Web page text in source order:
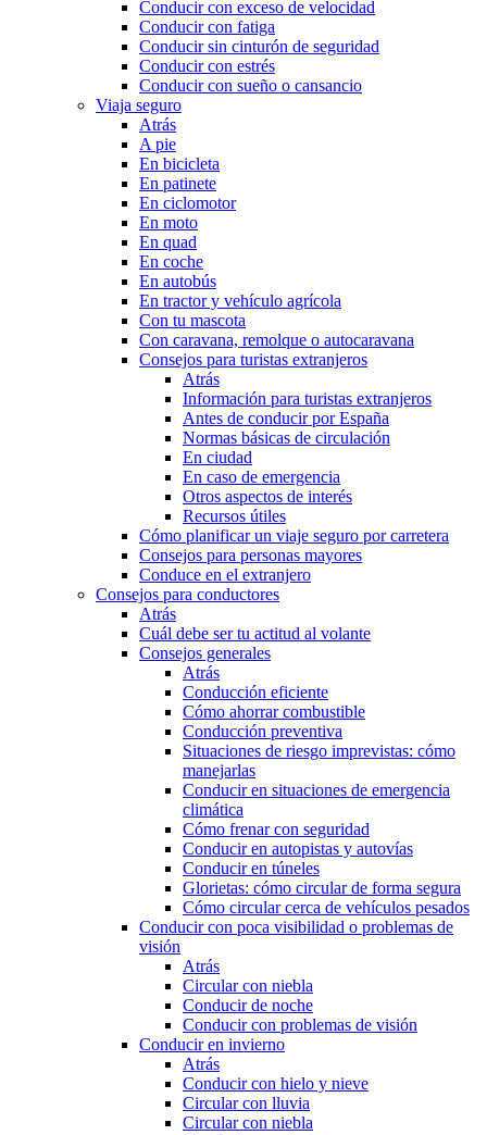
Conducir con exceso de velocidad
Conducir con fatiga
Conducir sin cinturón de seguridad
Conducir con estrés
Conducir con sueño o cansancio
Viaja seguro
Atrás
A pie
En bicicleta
En patinete
En ciclomotor
En moto
En quad
En coche
En autobús
En tractor y vehículo agrícola
Con tu mascota
Con caravana, remolque o autocaravana
Consejos para turistas extranjeros
Atrás
Información para turistas extranjeros
Antes de conducir por España
Normas básicas de circulación
En ciudad
En caso de emergencia
Otros aspectos de interés
Recursos útiles
Cómo planificar un viaje seguro por carretera
Consejos para personas mayores
Conduce en el extranjero
Consejos para conductores
Atrás
Cuál debe ser tu actitud al volante
Consejos generales
Atrás
Conducción eficiente
Cómo ahorrar combustible
Conducción preventiva
Situaciones de riesgo imprevistas: cómo
manejarlas
Conducir en situaciones de emergencia
climática
Cómo frenar con seguridad
Conducir en autopistas y autovías
Conducir en túneles
Glorietas: cómo circular de forma segura
Cómo circular cerca de vehículos pesados
Conducir con poca visibilidad o problemas de
visión
Atrás
Circular con niebla
Conducir de noche
Conducir con problemas de visión
Conducir en invierno
Atrás
Conducir con hielo y nieve
Circular con lluvia
Circular con niebla